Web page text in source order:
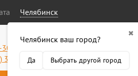
Челябинск
✖
Челябинск ваш город?
Да Выбрать другой город
50-58
318-34-38
Работаем